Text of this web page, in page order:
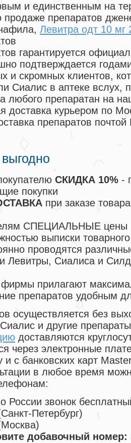
и единственным на
продаже препаратов
, Левитра одт 10 мг
гарантируется
подтверждается
и скромных клиентов,
Сиалис в аптеке вслух,
любого препаратан на
доставка курьером по
препаратов
СКИДКА 10% -
покупки
при заказе
СПЕЦИАЛЬНЫЕ цены
выписки
проводятся
Левитры, Сиалиса и
прилагают
препаратов удобным
осуществляется без
и другие
доставляются
через электронные
и с банковских карт
в любое время
России звонок
Санкт-Петербург)
Москва)
добавочный номер: